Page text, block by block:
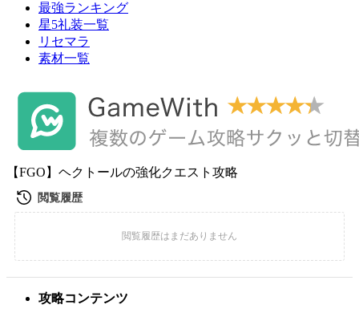
最強ランキング
星5礼装一覧
リセマラ
素材一覧
【FGO】ヘクトールの強化クエスト攻略
攻略コンテンツ